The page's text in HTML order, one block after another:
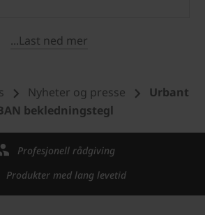
...Last ned mer
Nyheter og presse
Urbant
bekledningstegl
Profesjonell rådgiving
Produkter med lang levetid